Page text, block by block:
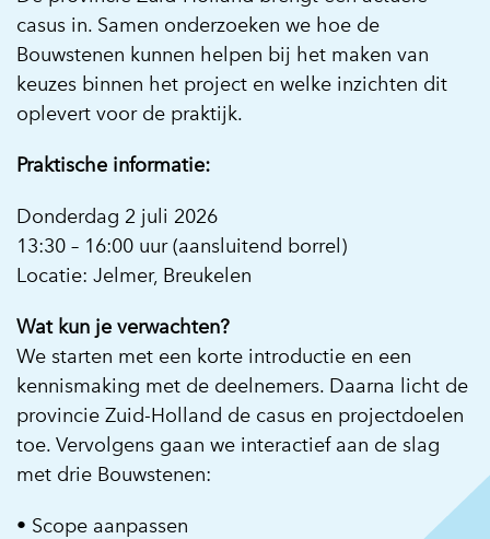
casus in. Samen onderzoeken we hoe de
Bouwstenen kunnen helpen bij het maken van
keuzes binnen het project en welke inzichten dit
oplevert voor de praktijk.
Praktische informatie:
Donderdag 2 juli 2026
13:30 – 16:00 uur (aansluitend borrel)
Locatie: Jelmer, Breukelen
Wat kun je verwachten?
We starten met een korte introductie en een
kennismaking met de deelnemers. Daarna licht de
provincie Zuid-Holland de casus en projectdoelen
toe. Vervolgens gaan we interactief aan de slag
met drie Bouwstenen:
• Scope aanpassen